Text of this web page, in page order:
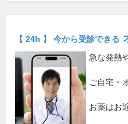
【 24h 】 今から受診できる
急な発熱
ご自宅・
お薬はお